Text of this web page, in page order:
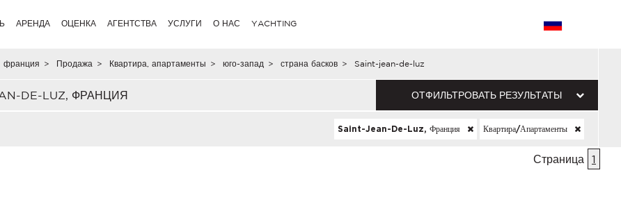
АРЕНДА ОЦЕНКА АГЕНТСТВА УСЛУГИ О НАС YACHTING
франция > Продажа > Квартира, апартаменты > юго-запад > страна басков > Saint-jean-de-luz
DE-LUZ, ФРАНЦИЯ ОТФИЛЬТРОВАТЬ РЕЗУЛЬТАТЫ
Saint-Jean-De-Luz, Франция Квартира/апартаменты
Страница 1